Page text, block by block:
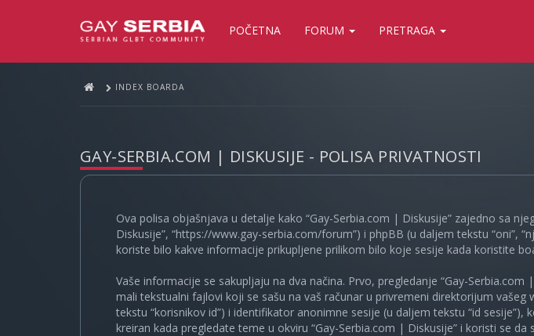
POČETNA FORUM PRETRAGA
INDEX BOARDA
GAY-SERBIA.COM | DISKUSIJE - POLISA PRIVATNOSTI
Ova polisa objašnjava u detalje kako “Gay-Serbia.com | Diskusije” zajedno sa
Diskusije”, “https://www.gay-serbia.com/forum”) i phpBB (u daljem tekstu “oni”,
koriste bilo kakve informacije prikupljene prilikom bilo koje sesije kada koristite
Vaše informacije se sakupljaju na dva načina. Prvo, pregledanje “Gay-
mali tekstualni fajlovi koji se sašu na vaš računar u privremeni direktorijum
tekstu “korisnikov id”) i identifikator anonimne sesije (u daljem tekstu “id
kreiran kada pregledate teme u okviru “Gay-Serbia.com | Diskusije” i koristi se